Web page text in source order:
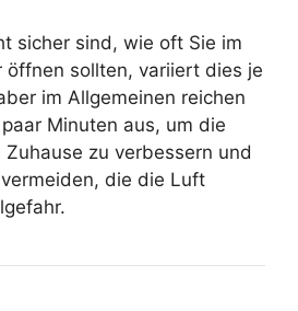
sicher sind, wie oft Sie im
öffnen sollten, variiert dies je
im Allgemeinen reichen
Minuten aus, um die
zu verbessern und
die die Luft